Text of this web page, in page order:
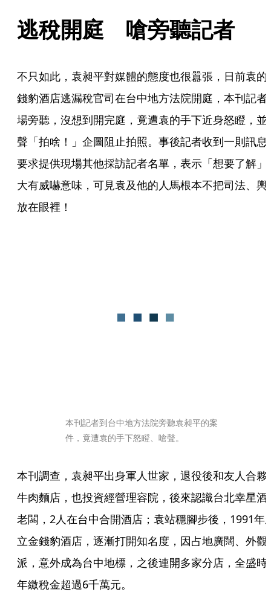
逃稅開庭　嗆旁聽記者
不只如此，袁昶平對媒體的態度也很囂張，日前袁的
錢豹酒店逃漏稅官司在台中地方法院開庭，本刊記者
場旁聽，沒想到開完庭，竟遭袁的手下近身怒瞪，並
聲「拍啥！」企圖阻止拍照。事後記者收到一則訊息
要求提供現場其他採訪記者名單，表示「想要了解」
大有威嚇意味，可見袁及他的人馬根本不把司法、輿
放在眼裡！
本刊記者到台中地方法院旁聽袁昶平的案
件，竟遭袁的手下怒瞪、嗆聲。
本刊調查，袁昶平出身軍人世家，退役後和友人合夥
牛肉麵店，也投資經營理容院，後來認識台北幸星酒
老闆，2人在台中合開酒店；袁站穩腳步後，1991年
立金錢豹酒店，逐漸打開知名度，因占地廣闊、外觀
派，意外成為台中地標，之後連開多家分店，全盛時
年繳稅金超過6千萬元。